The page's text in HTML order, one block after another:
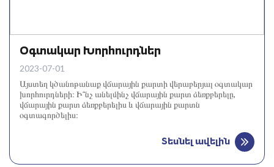
Օգտակար Խորհուրդներ
2023-07-01
Այստեղ կծանոթանաք վճարային քարտի վերաբերյալ օգտակար
խորհուրդների։ Ի՞նչ անելմինչ վճարային քարտ ձեռքբերելը,
վճարային քարտ ձեռքբերելիս և վճարային քարտն
օգտագործելիս։
Տեսնել ավելին